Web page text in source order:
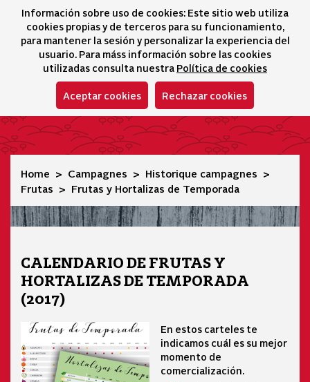
Información sobre uso de cookies: Este sitio web utiliza
cookies propias y de terceros para su funcionamiento,
para mantener la sesión y personalizar la experiencia del
usuario. Para máss información sobre las cookies
utilizadas consulta nuestra Política de cookies
Aceptar cookies Rechazar cookies
Sélecteur de
icono
Frutas y Hortalizas de Temporada
Home Campagnes
Historique campagnes
Frutas
Frutas y Hortalizas de Temporada
CALENDARIO DE FRUTAS Y
HORTALIZAS DE TEMPORADA
(2017)
En estos carteles te
indicamos cuál es su mejor
momento de
comercialización.